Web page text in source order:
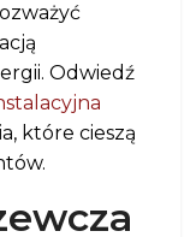
Odwiedź
które cieszą